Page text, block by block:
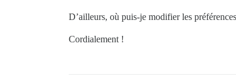
D’ailleurs, où puis-je modifier les
Cordialement !